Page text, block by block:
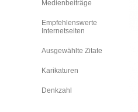
Medienbeiträge
Empfehlenswerte
Internetseiten
Ausgewählte Zitate
Karikaturen
Denkzahl